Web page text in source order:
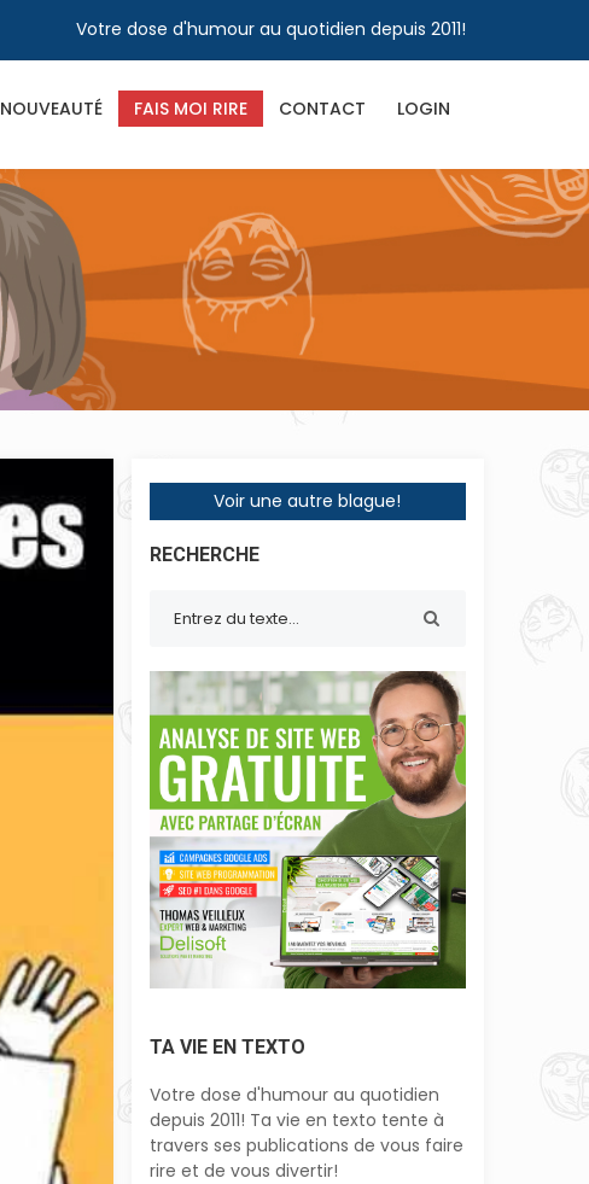
Votre dose d'humour au quotidien depuis 2011!
NOUVEAUTÉ FAIS MOI RIRE CONTACT LOGIN
Voir une autre blague!
RECHERCHE
TA VIE EN TEXTO
Votre dose d'humour au quotidien
depuis 2011! Ta vie en texto tente à
travers ses publications de vous faire
rire et de vous divertir!